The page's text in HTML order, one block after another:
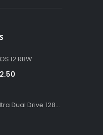
12 RBW
Sandisk Ultra Dual Drive 128GB USB 3.1